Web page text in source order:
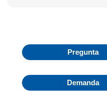
Pregunta
Demanda